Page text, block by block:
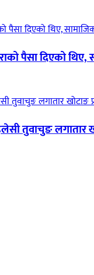
पैसा दिएको
तुवाचुङ लगातार